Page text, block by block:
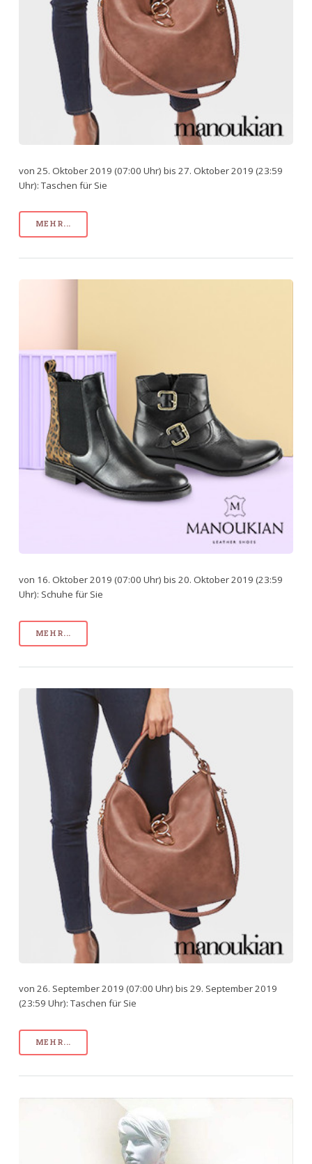
von 25. Oktober 2019 (07:00 Uhr) bis 27. Oktober 2019 (23:59
Uhr): Taschen für Sie
MEHR...
von 16. Oktober 2019 (07:00 Uhr) bis 20. Oktober 2019 (23:59
Uhr): Schuhe für Sie
MEHR...
von 26. September 2019 (07:00 Uhr) bis 29. September 2019
(23:59 Uhr): Taschen für Sie
MEHR...